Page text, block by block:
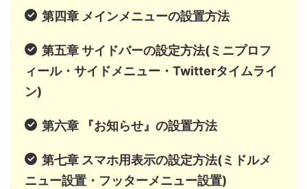
第四章 メインメニューの設置方法
第五章 サイドバーの設定方法(ミニプロフ
ィール・サイドメニュー・Twitterタイムライ
ン)
第六章 『お知らせ』の設置方法
第七章 スマホ用表示の設定方法(ミドルメ
ニュー設置・フッターメニュー設置)